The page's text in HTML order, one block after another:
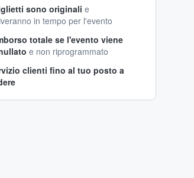
sono originali e
in tempo per l'evento
totale se l'evento viene
e non riprogrammato
clienti fino al tuo posto a